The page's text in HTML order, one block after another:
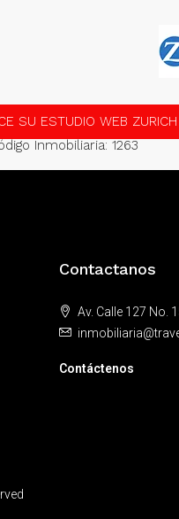
SU ESTUDIO WEB ZURICH
Inmobiliaria: 1263
Contactanos
Av. Calle 127 No.
Contáctenos